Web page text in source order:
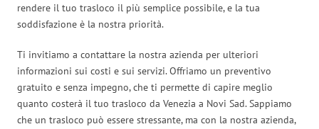
rendere il tuo trasloco il più semplice possibile, e la tua
soddisfazione è la nostra priorità.
Ti invitiamo a contattare la nostra azienda per ulteriori
informazioni sui costi e sui servizi. Offriamo un preventivo
gratuito e senza impegno, che ti permette di capire meglio
quanto costerà il tuo trasloco da Venezia a Novi Sad. Sappiamo
che un trasloco può essere stressante, ma con la nostra azienda,